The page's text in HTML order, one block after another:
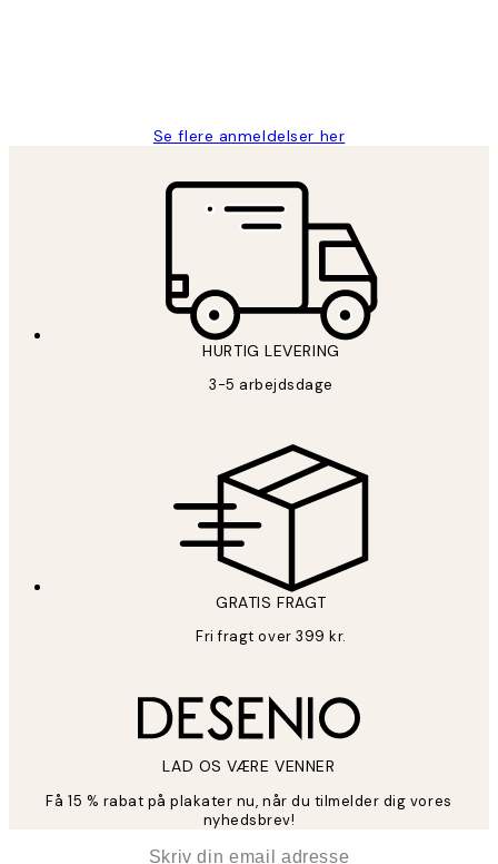
Se flere anmeldelser her
HURTIG LEVERING
3-5 arbejdsdage
GRATIS FRAGT
Fri fragt over 399 kr.
LAD OS VÆRE VENNER
Få 15 % rabat på plakater nu, når du tilmelder dig vores
nyhedsbrev!